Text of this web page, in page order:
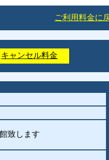
ご利用料金に
キャンセル料金
致します